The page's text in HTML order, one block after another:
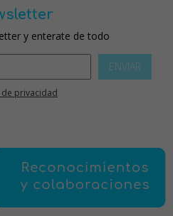
y enterate de todo
ENVIAR
privacidad